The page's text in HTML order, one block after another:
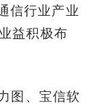
信行业产业
益积极布
图、宝信软